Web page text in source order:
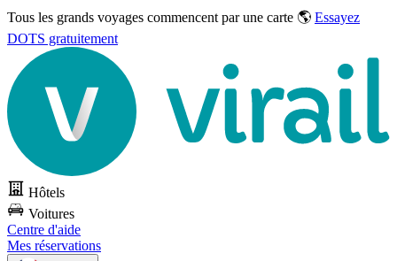
Tous les grands voyages commencent par une carte 🌎 Essayez
DOTS gratuitement
Hôtels
Voitures
Centre d'aide
Mes réservations